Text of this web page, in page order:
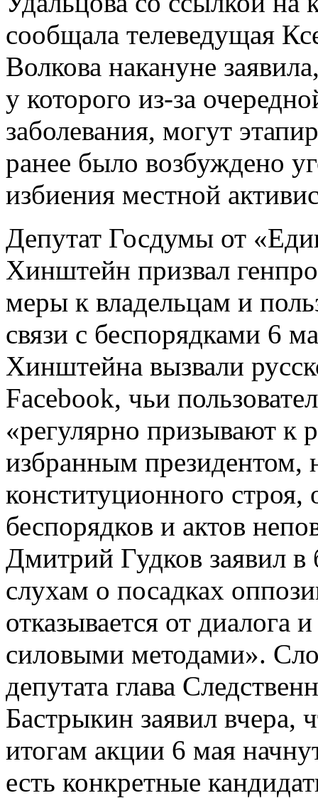
сообщала телеведущая
Волкова накануне
у которого из-за
заболевания, могут
ранее было возбуждено
избиения местной
Депутат Госдумы от
Хинштейн призвал
меры к владельцам и
связи с беспорядками 6
Хинштейна вызвали
Facebook, чьи
«регулярно призывают к
избранным президентом,
конституционного
беспорядков и актов
Дмитрий Гудков заявил в
слухам о посадках
отказывается от диалога
силовыми методами».
депутата глава
Бастрыкин заявил вчера,
итогам акции 6 мая
есть конкретные